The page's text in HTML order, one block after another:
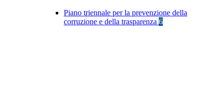
Piano triennale per la prevenzione della
corruzione e della trasparenza 6